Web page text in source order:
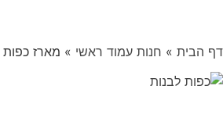
דף הבית » חנות עמוד ראשי » מארז כפות לבנות